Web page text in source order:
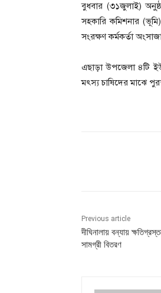
বুধবার (৩১জুলাই)
সহকারি কমিশনার
সংরক্ষণ কর্মকর্তা
এছাড়া উপজেলা ৪টি
মৎস্য চাষিদের মাঝে
Previous article
দীঘিনালায় বন্যায়
সামগ্রী বিতরণ